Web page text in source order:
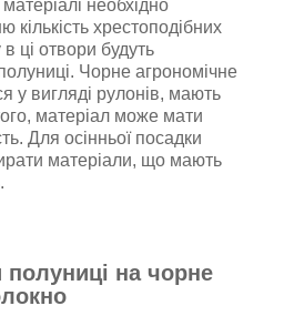
необхідно
хрестоподібних
ці отвори будуть
Чорне агрономічне
у вигляді рулонів, мають
матеріал може мати
Для осінньої посадки
матеріали, що мають
на чорне